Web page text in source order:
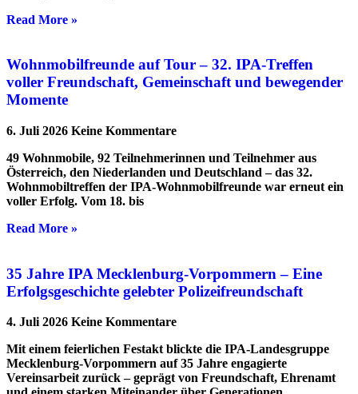
Read More »
Wohnmobilfreunde auf Tour – 32. IPA-Treffen
voller Freundschaft, Gemeinschaft und bewegender
Momente
6. Juli 2026 Keine Kommentare
49 Wohnmobile, 92 Teilnehmerinnen und Teilnehmer aus
Österreich, den Niederlanden und Deutschland – das 32.
Wohnmobiltreffen der IPA-Wohnmobilfreunde war erneut ein
voller Erfolg. Vom 18. bis
Read More »
35 Jahre IPA Mecklenburg-Vorpommern – Eine
Erfolgsgeschichte gelebter Polizeifreundschaft
4. Juli 2026 Keine Kommentare
Mit einem feierlichen Festakt blickte die IPA-Landesgruppe
Mecklenburg-Vorpommern auf 35 Jahre engagierte
Vereinsarbeit zurück – geprägt von Freundschaft, Ehrenamt